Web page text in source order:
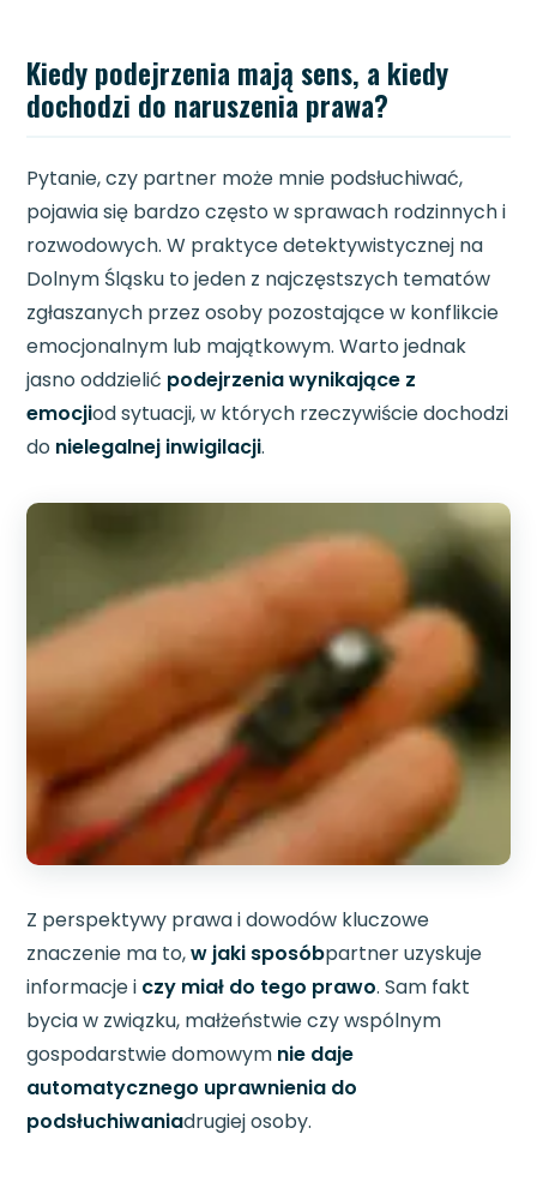
Kiedy podejrzenia mają sens, a kiedy
dochodzi do naruszenia prawa?
Pytanie, czy partner może mnie podsłuchiwać,
pojawia się bardzo często w sprawach rodzinnych i
rozwodowych. W praktyce detektywistycznej na
Dolnym Śląsku to jeden z najczęstszych tematów
zgłaszanych przez osoby pozostające w konflikcie
emocjonalnym lub majątkowym. Warto jednak
jasno oddzielić podejrzenia wynikające z
emocjiod sytuacji, w których rzeczywiście dochodzi
do nielegalnej inwigilacji.
Z perspektywy prawa i dowodów kluczowe
znaczenie ma to,w jaki sposóbpartner uzyskuje
informacje i czy miał do tego prawo. Sam fakt
bycia w związku, małżeństwie czy wspólnym
gospodarstwie domowym nie daje
automatycznego uprawnienia do
podsłuchiwaniadrugiej osoby.